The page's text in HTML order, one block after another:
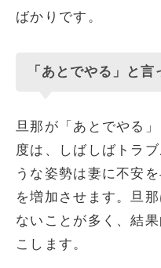
ばかりです。
「あとでやる」と
旦那が「あとでやる
度は、しばしばトラ
うな姿勢は妻に不安
を増加させます。旦
ないことが多く、結
こします。